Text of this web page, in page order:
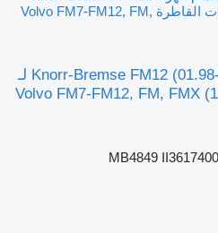
(01.98-12.05) MB4849 لـ السيارات القاطرة Volvo FM7-FM12, FM,
صمام الهواء Knorr-Bremse FM12 (01.98-12.05) MB4849 لـ
MB4849